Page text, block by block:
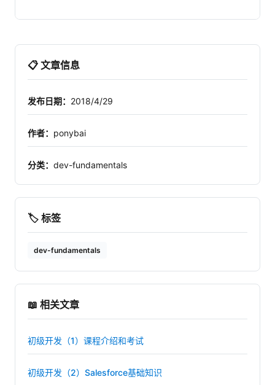
📋 文章信息
发布日期： 2018/4/29
作者： ponybai
分类： dev-fundamentals
🏷️ 标签
dev-fundamentals
📖 相关文章
初级开发（1）课程介绍和考试
初级开发（2）Salesforce基础知识